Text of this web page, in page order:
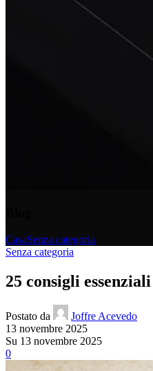
CasaSenza categoria
Senza categoria
25 consigli
Postato da
Joffre Acevedo
13 novembre 2025
Su 13 novembre 2025
0